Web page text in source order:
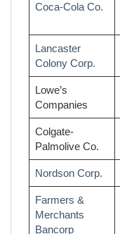
Coca-Cola Co.
Lancaster
Colony Corp.
Lowe’s
Companies
Colgate-
Palmolive Co.
Nordson Corp.
Farmers &
Merchants
Bancorp